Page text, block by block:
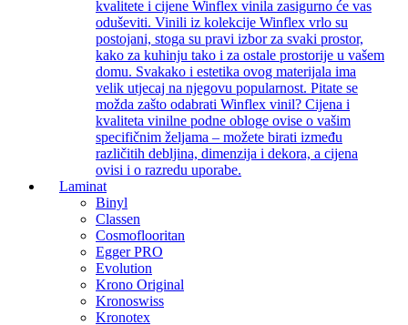
kvalitete i cijene Winflex vinila zasigurno će vas
oduševiti. Vinili iz kolekcije Winflex vrlo su
postojani, stoga su pravi izbor za svaki prostor,
kako za kuhinju tako i za ostale prostorije u vašem
domu. Svakako i estetika ovog materijala ima
velik utjecaj na njegovu popularnost. Pitate se
možda zašto odabrati Winflex vinil? Cijena i
kvaliteta vinilne podne obloge ovise o vašim
specifičnim željama – možete birati između
različitih debljina, dimenzija i dekora, a cijena
ovisi i o razredu uporabe.
Laminat
Binyl
Classen
Cosmoflooritan
Egger PRO
Evolution
Krono Original
Kronoswiss
Kronotex